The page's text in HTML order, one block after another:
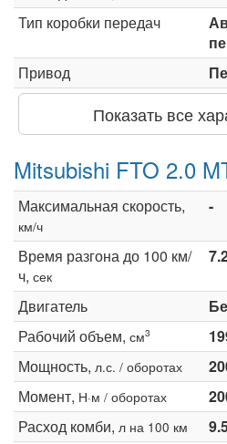
Тип коробки передач
Привод
Показать все
Mitsubishi FTO 2.0
Максимальная скорость,
км/ч
-
Время разгона до 100 км/
ч, сек
Двигатель
Рабочий объем, см3
Мощность, л.с. / оборотах
Момент, Н·м / оборотах
Расход комби, л на 100 км